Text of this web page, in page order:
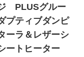
PLUSグルー
ティブダンピ
ーラ＆レザーシ
ートヒーター